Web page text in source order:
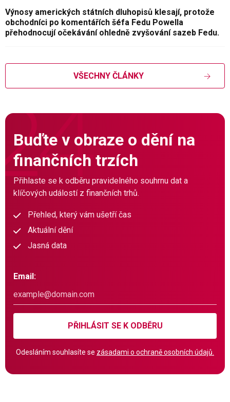
Výnosy amerických státních dluhopisů klesají, protože
obchodníci po komentářích šéfa Fedu Powella
přehodnocují očekávání ohledně zvyšování sazeb Fedu.
VŠECHNY ČLÁNKY
Buďte v obraze o dění na
finančních trzích
Přihlaste se k odběru pravidelného souhrnu dat a
klíčových událostí z finančních trhů.
Přehled, který vám ušetří čas
Aktuální dění
Jasná data
Email:
PŘIHLÁSIT SE K ODBĚRU
Odesláním souhlasíte se zásadami o ochraně osobních údajů.